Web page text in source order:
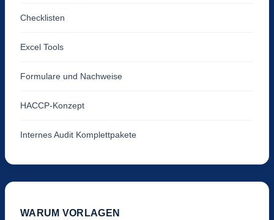
Checklisten
Excel Tools
Formulare und Nachweise
HACCP-Konzept
Internes Audit Komplettpakete
WARUM VORLAGEN